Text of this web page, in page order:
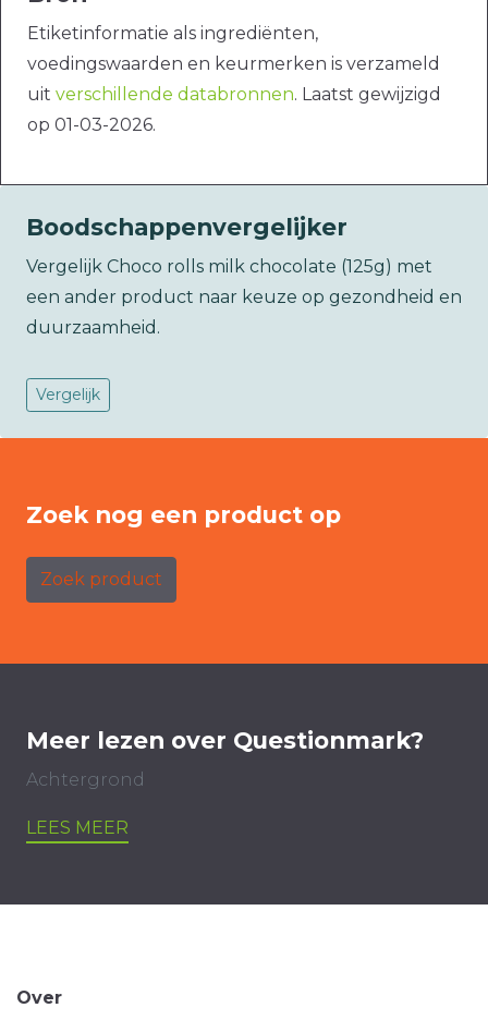
Etiketinformatie als ingrediënten,
voedingswaarden en keurmerken is verzameld
uit verschillende databronnen. Laatst gewijzigd
op 01-03-2026.
Boodschappenvergelijker
Vergelijk Choco rolls milk chocolate (125g) met
een ander product naar keuze op gezondheid en
duurzaamheid.
Vergelijk
Zoek nog een product op
Zoek product
Meer lezen over Questionmark?
Achtergrond
LEES MEER
Over